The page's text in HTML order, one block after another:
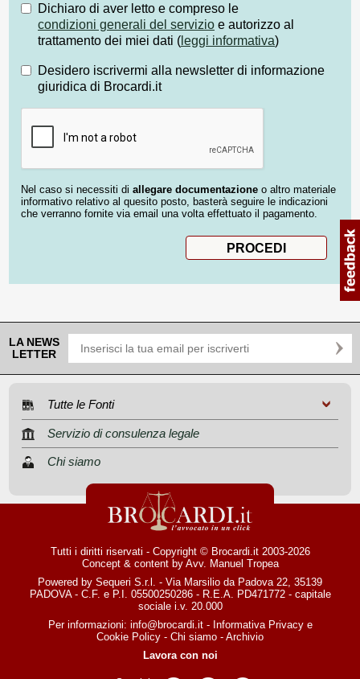
Dichiaro di aver letto e compreso le
condizioni generali del servizio e autorizzo al
trattamento dei miei dati ( leggi informativa)
Desidero iscrivermi alla newsletter di informazione
giuridica di Brocardi.it
Nel caso si necessiti di allegare documentazione o altro materiale
informativo relativo al quesito posto, basterà seguire le indicazioni
che verranno fornite via email una volta effettuato il pagamento.
LA NEWS
LETTER
Tutte le Fonti
Servizio di consulenza legale
Chi siamo
Tutti i diritti riservati - Copyright © Brocardi.it 2003-2026
Concept & content by Avv. Manuel Tropea
Powered by Sequeri S.r.l. - Via Marsilio da Padova 22, 35139
PADOVA - C.F. e P.I. 05500250286 - R.E.A. PD471772 - capitale
sociale i.v. 20.000
Per informazioni: info@brocardi.it- Informativa Privacye
Cookie Policy - Chi siamo - Archivio
Lavora con noi